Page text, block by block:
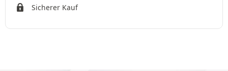
Sicherer Kauf